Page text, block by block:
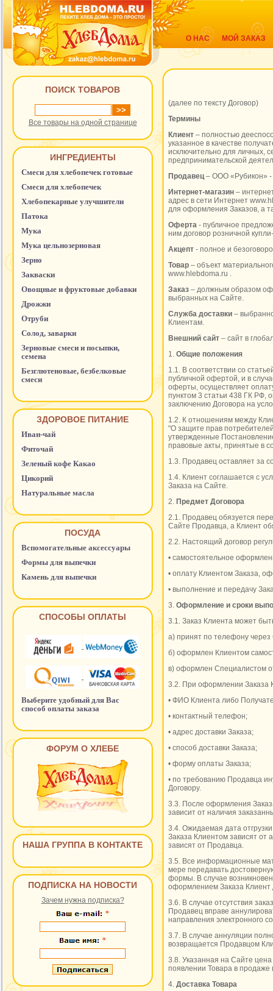
О НАС МОЙ ЗАКАЗ
ПОИСК ТОВАРОВ
Все товары на одной странице
ИНГРЕДИЕНТЫ
Смеси для хлебопечек готовые
Смеси для хлебопечек
Хлебопекарные улучшители
Патока
Мука
Мука цельнозерновая
Зерно
Закваски
Овощные и фруктовые добавки
Дрожжи
Отруби
Солод, заварки
Зерновые смеси и посыпки,
семена
Безглютеновые, безбелковые
смеси
ЗДОРОВОЕ ПИТАНИЕ
Иван-чай
Фиточай
Зеленый кофе Какао
Цикорий
Натуральные масла
ПОСУДА
Вспомогательные аксессуары
Формы для выпечки
Камень для выпечки
СПОСОБЫ ОПЛАТЫ
Выберите удобный для Вас
способ оплаты заказа
ФОРУМ О ХЛЕБЕ
НАША ГРУППА В КОНТАКТЕ
ПОДПИСКА НА НОВОСТИ
Зачем нужна подписка?
(далее по тексту Договор)
Термины
Клиент – полностью
указанное в качестве
исключительно для личных,
предпринимательской
Продавец– ООО «Рубикон» -
Интернет-магазин –
адрес в сети Интернет
для оформления Заказов, а
Оферта - публичное
ним договор розничной
Акцепт - полное и
Товар – объект
www.hlebdoma.ru .
Заказ – должным образом
выбранных на Сайте.
Служба доставки –
Клиентам.
Внешний сайт – сайт в
1. Общие положения
1.1. В соответствии со
публичной офертой, и в
оферты, осуществляет
пунктом 3 статьи 438 ГК РФ,
заключению Договора на
1.2. К отношениям между
"О защите прав
утвержденные
правовые акты, принятые в
1.3. Продавец оставляет за
1.4. Клиент соглашается с
Заказа на Сайте.
2. Предмет Договора
2.1. Продавец обязуется
Сайте Продавца, а Клиент
2.2. Настоящий договор
• самостоятельное
• оплату Клиентом Заказа,
• выполнение и передачу
3. Оформление и сроки
3.1. Заказ Клиента может
а) принят по телефону
б) оформлен Клиентом
в) оформлен Специалистом
3.2. При оформлении Заказа
• ФИО Клиента либо
• контактный телефон;
• адрес доставки Заказа;
• способ доставки Заказа;
• форму оплаты Заказа;
• по требованию Продавца
Договору.
3.3. После оформления
зависит от наличия
3.4. Ожидаемая дата
Заказа Клиентом зависят от
зависят от Продавца.
3.5. Все информационные
мере передавать
формы. В случае
оформлением Заказа Клиент
3.6. В случае отсутствия
Продавец вправе
направления электронного
3.7. В случае аннуляции
возвращается Продавцом
3.8. Указанная на Сайте
появлении Товара в
4. Доставка Товара